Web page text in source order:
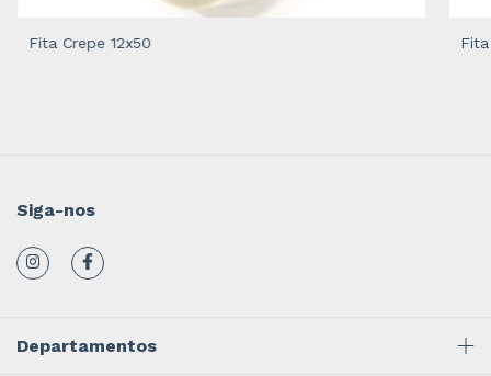
Fita Crepe 12x50
Siga-nos
Departamentos